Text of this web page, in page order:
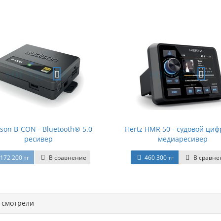
B-CON - Bluetooth® 5.0
ресивер
172 200 тг В сравнение
Hertz HMR 50 - судовой
медиаресивер
460 300 тг В